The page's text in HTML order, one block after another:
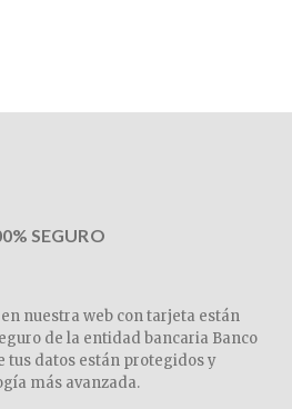
SEGURO
nuestra web con tarjeta están
de la entidad bancaria Banco
tus datos están protegidos y
más avanzada.